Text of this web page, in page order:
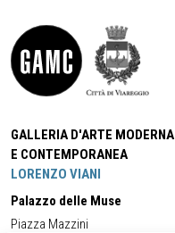
GALLERIA D'ARTE MODERNA
E CONTEMPORANEA
LORENZO VIANI
Palazzo delle Muse
Piazza Mazzini